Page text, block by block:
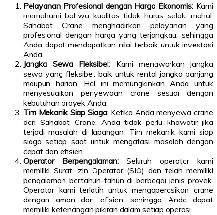
Pelayanan Profesional dengan Harga Ekonomis: Kami
memahami bahwa kualitas tidak harus selalu mahal.
Sahabat Crane menghadirkan pelayanan yang
profesional dengan harga yang terjangkau, sehingga
Anda dapat mendapatkan nilai terbaik untuk investasi
Anda.
Jangka Sewa Fleksibel: Kami menawarkan jangka
sewa yang fleksibel, baik untuk rental jangka panjang
maupun harian. Hal ini memungkinkan Anda untuk
menyesuaikan penyewaan crane sesuai dengan
kebutuhan proyek Anda.
Tim Mekanik Siap Siaga: Ketika Anda menyewa crane
dari Sahabat Crane, Anda tidak perlu khawatir jika
terjadi masalah di lapangan. Tim mekanik kami siap
siaga setiap saat untuk mengatasi masalah dengan
cepat dan efisien.
Operator Berpengalaman:Seluruh operator kami
memiliki Surat Izin Operator (SIO) dan telah memiliki
pengalaman bertahun-tahun di berbagai jenis proyek.
Operator kami terlatih untuk mengoperasikan crane
dengan aman dan efisien, sehingga Anda dapat
memiliki ketenangan pikiran dalam setiap operasi.